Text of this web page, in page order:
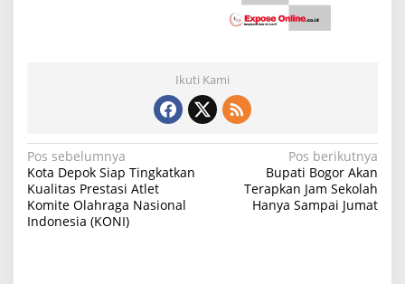
Ikuti Kami
N
a
v
Pos sebelumnya
Kota Depok Siap Tingkatkan
Kualitas Prestasi Atlet
Komite Olahraga Nasional
Indonesia (KONI)
Pos berikutnya
Bupati Bogor Akan
Terapkan Jam Sekolah
Hanya Sampai Jumat